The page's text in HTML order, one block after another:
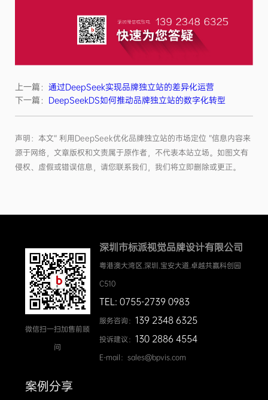
上一篇： 通过DeepSeek实现品牌独立站的差异化运营
下一篇： DeepSeekDS如何推动品牌独立站的数字化转型
声明：本文“ 利用DeepSeek优化品牌独立站的市场定位 ”信息内容来
源于网络，文章版权和文责属于原作者，不代表本站立场。如图文有
侵权、虚假或错误信息，请您联系我们，我们将立即删除或更正。
微信扫一扫加售前顾
问
深圳市标派视觉品牌设计有限公司
粤港澳大湾区.深圳.宝安大道.卓越共赢科创园
C510
TEL: 0755-2739 0983
服务咨询： 139 2348 6325
投诉建议： 130 2886 4554
E-mail：sales@bpvis.com
案例分享